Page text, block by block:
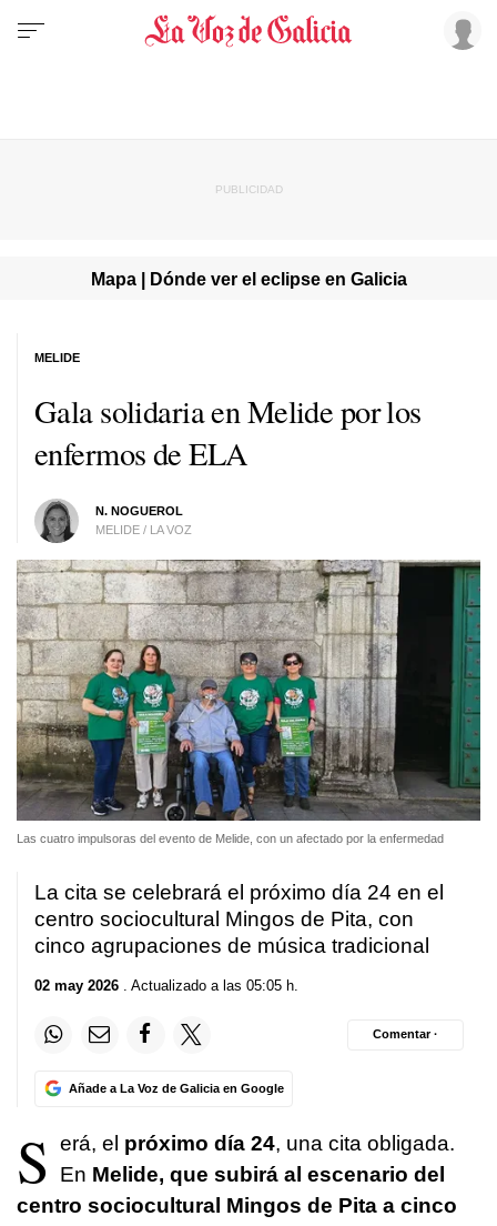
Mapa | Dónde ver el eclipse en Galicia
Gala solidaria en Melide por los
enfermos de ELA
N. NOGUEROL
MELIDE / LA VOZ
MELIDE
Las cuatro impulsoras del evento de Melide, con un afectado por la enfermedad
La cita se celebrará el próximo día 24 en el
centro sociocultural Mingos de Pita, con
cinco agrupaciones de música tradicional
02 may 2026 . Actualizado a las 05:05 h.
Añade a La Voz de Galicia en Google
Comentar ·
S erá, el próximo día 24, una cita obligada.
En Melide, que subirá al escenario del
centro sociocultural Mingos de Pita a cinco